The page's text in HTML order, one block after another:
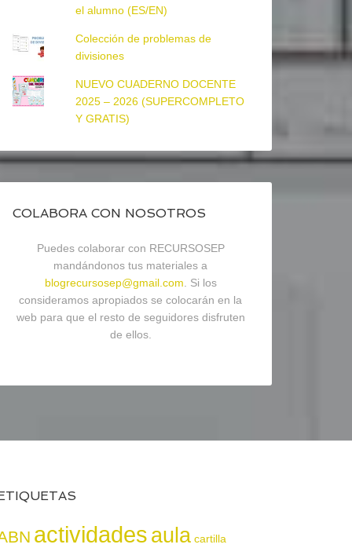
el alumno (ES/EN)
Colección de problemas de
divisiones
NUEVO CUADERNO DOCENTE
2025 – 2026 (SUPERCOMPLETO
Y GRATIS)
COLABORA CON NOSOTROS
Puedes colaborar con RECURSOSEP
mandándonos tus materiales a
blogrecursosep@gmail.com . Si los
consideramos apropiados se colocarán en la
web para que el resto de seguidores disfruten
de ellos.
actividadesaula cartilla